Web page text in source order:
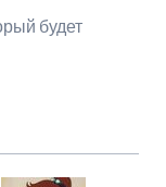
будет